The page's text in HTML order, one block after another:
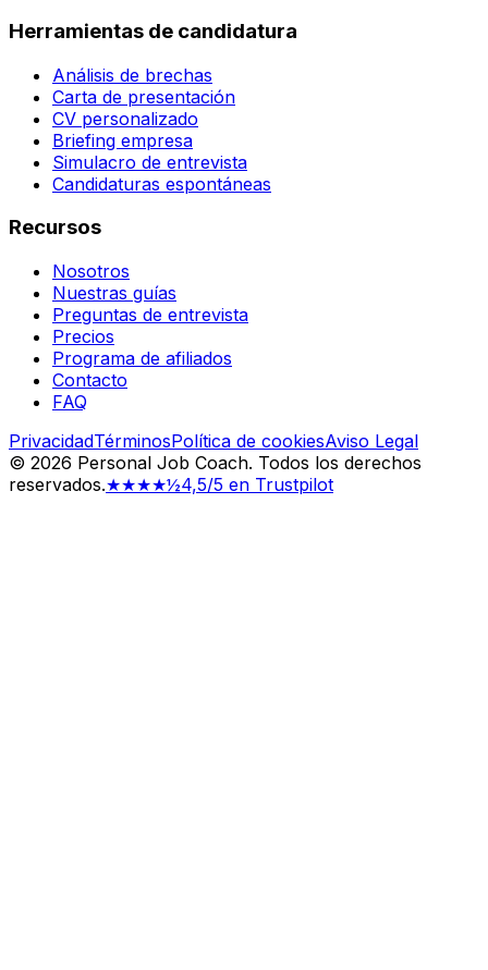
Herramientas de candidatura
Análisis de brechas
Carta de presentación
CV personalizado
Briefing empresa
Simulacro de entrevista
Candidaturas espontáneas
Recursos
Nosotros
Nuestras guías
Preguntas de entrevista
Precios
Programa de afiliados
Contacto
FAQ
PrivacidadTérminosPolítica de cookiesAviso Legal
© 2026 Personal Job Coach. Todos los derechos
reservados.★★★★½4,5/5 en Trustpilot